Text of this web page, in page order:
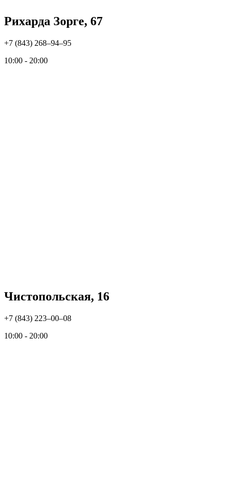
Рихарда Зорге, 67
+7 (843) 268‒94‒95
10:00 - 20:00
Чистопольская, 16
+7 (843) 223‒00‒08
10:00 - 20:00